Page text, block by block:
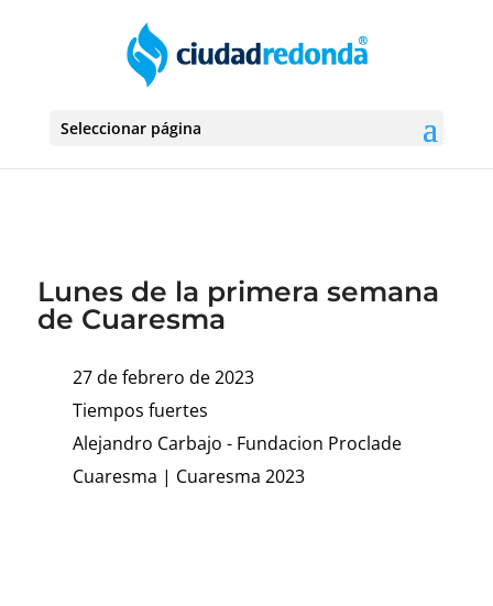
Seleccionar página
Lunes de la primera semana
de Cuaresma
27 de febrero de 2023
Tiempos fuertes
Alejandro Carbajo - Fundacion Proclade
Cuaresma | Cuaresma 2023